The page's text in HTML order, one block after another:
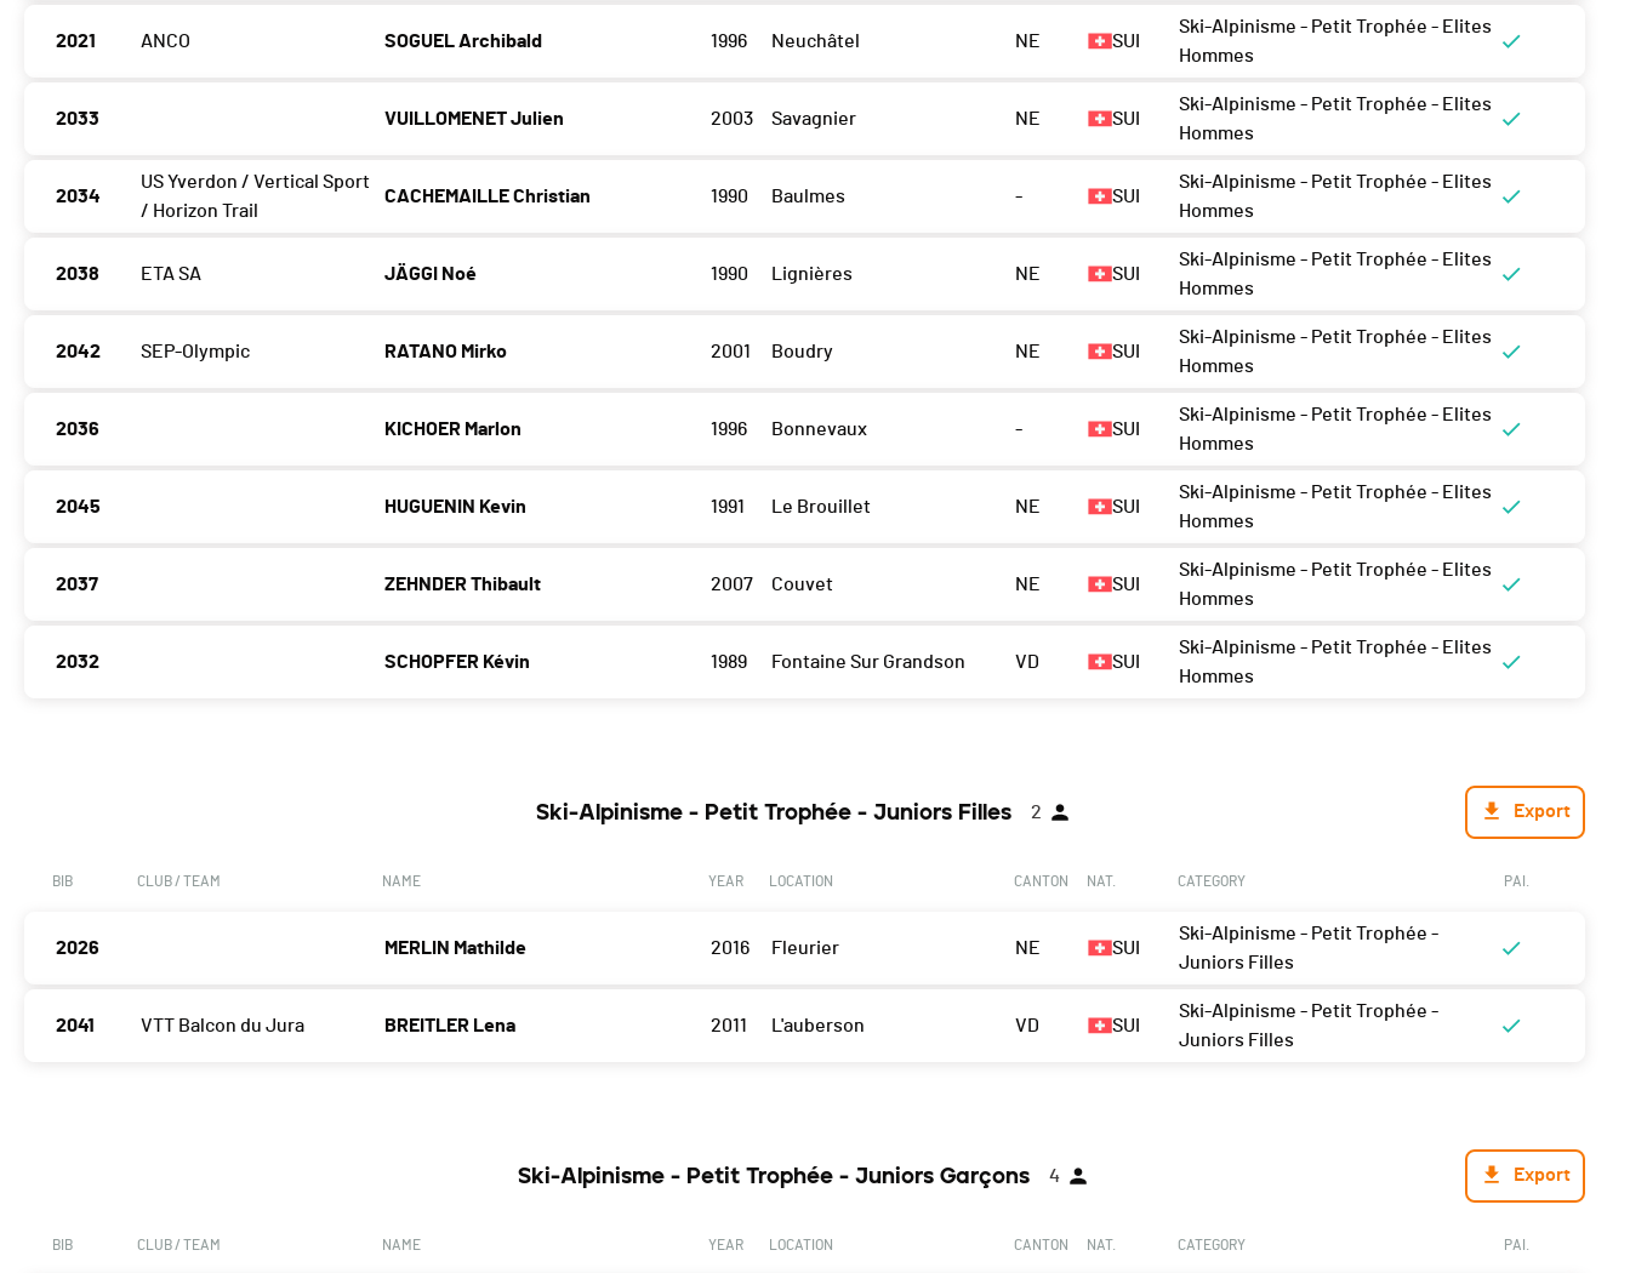
2021 ANCO SOGUEL Archibald 1996 Neuchâtel NE SUI
Ski-Alpinisme - Petit Trophée - Elites
Hommes
2033 VUILLOMENET Julien 2003 Savagnier NE SUI
Ski-Alpinisme - Petit Trophée - Elites
Hommes
2034
US Yverdon / Vertical Sport
/ Horizon Trail
CACHEMAILLE Christian 1990 Baulmes - SUI
Ski-Alpinisme - Petit Trophée - Elites
Hommes
2038 ETA SA JÄGGI Noé 1990 Lignières NE SUI
Ski-Alpinisme - Petit Trophée - Elites
Hommes
2042 SEP-Olympic RATANO Mirko 2001 Boudry NE SUI
Ski-Alpinisme - Petit Trophée - Elites
Hommes
2036 KICHOER Marlon 1996 Bonnevaux - SUI
Ski-Alpinisme - Petit Trophée - Elites
Hommes
2045 HUGUENIN Kevin 1991 Le Brouillet NE SUI
Ski-Alpinisme - Petit Trophée - Elites
Hommes
2037 ZEHNDER Thibault 2007 Couvet NE SUI
Ski-Alpinisme - Petit Trophée - Elites
Hommes
2032 SCHOPFER Kévin 1989 Fontaine Sur Grandson VD SUI
Ski-Alpinisme - Petit Trophée - Elites
Hommes
Ski-Alpinisme - Petit Trophée - Juniors Filles 2 Export
BIB CLUB / TEAM NAME YEAR LOCATION CANTON NAT. CATEGORY PAI.
2026 MERLIN Mathilde 2016 Fleurier NE SUI
Ski-Alpinisme - Petit Trophée -
Juniors Filles
2041 VTT Balcon du Jura BREITLER Lena 2011 L'auberson VD SUI
Ski-Alpinisme - Petit Trophée -
Juniors Filles
Ski-Alpinisme - Petit Trophée - Juniors Garçons 4 Export
BIB CLUB / TEAM NAME YEAR LOCATION CANTON NAT. CATEGORY PAI.